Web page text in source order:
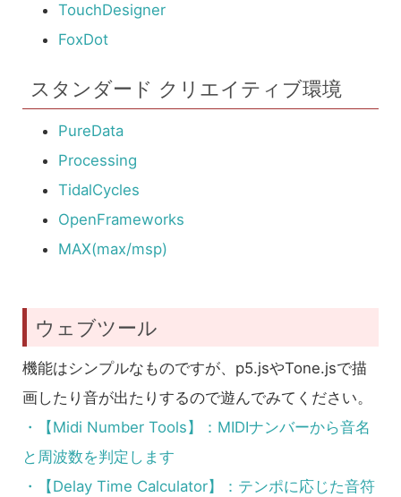
TouchDesigner
FoxDot
スタンダード クリエイティブ環境
PureData
Processing
TidalCycles
OpenFrameworks
MAX(max/msp)
ウェブツール
機能はシンプルなものですが、p5.jsやTone.jsで描
画したり音が出たりするので遊んでみてください。
・【Midi Number Tools】：MIDIナンバーから音名
と周波数を判定します
・【Delay Time Calculator】：テンポに応じた音符